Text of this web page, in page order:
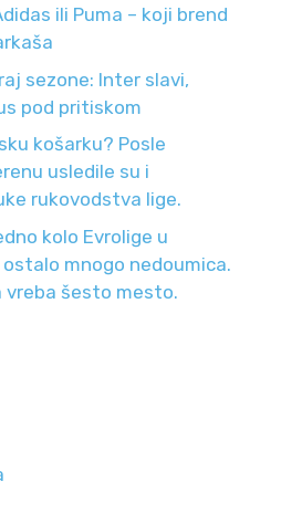
ili Puma – koji brend
sezone: Inter slavi,
pod pritiskom
košarku? Posle
usledile su i
rukovodstva lige.
kolo Evrolige u
mnogo nedoumica.
vreba šesto mesto.